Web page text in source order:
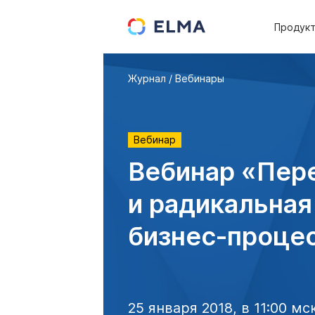
Журнал Вебинары
Вебинар
Вебинар
и
бизнес-
25 января 2018, в 11:00